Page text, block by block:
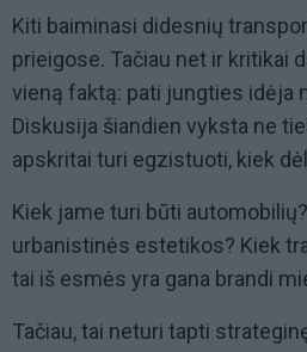
Kiti baiminasi didesnių
prieigose. Tačiau net ir kritikai
vieną faktą: pati jungties idėja
Diskusija šiandien vyksta ne
apskritai turi egzistuoti, kiek
Kiek jame turi būti
urbanistinės estetikos? Kiek
tai iš esmės yra gana brandi
Tačiau, tai neturi tapti